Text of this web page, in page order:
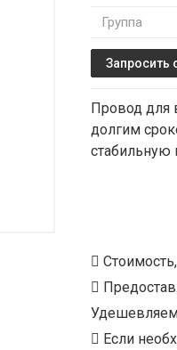
Группа
Запросить
Провод для
долгим
стабильную
Удешевляем
Если